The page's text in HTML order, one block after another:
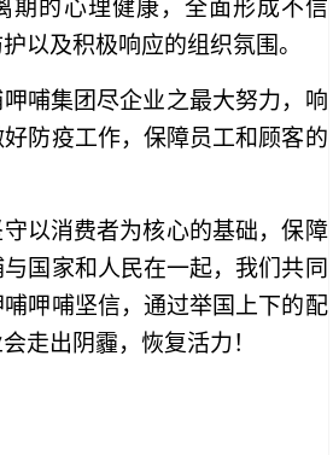
期的心理健康，全面形成不信
以及积极响应的组织氛围。
哺集团尽企业之最大努力，响
防疫工作，保障员工和顾客的
以消费者为核心的基础，保障
国家和人民在一起，我们共同
呷哺坚信，通过举国上下的配
走出阴霾，恢复活力！